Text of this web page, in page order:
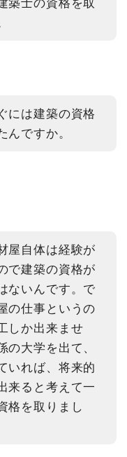
築士の資格を取
には建築の資格
んですか。
屋自体は経験が
で建築の資格が
ないんです。で
の仕事というの
しか出来ませ
の大学を出て、
いれば、将来的
来ると考えて一
格を取りまし